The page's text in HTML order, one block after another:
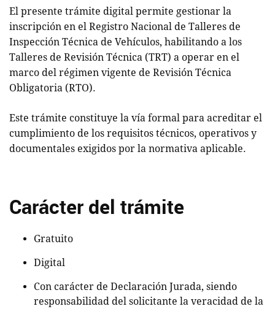
El presente trámite digital permite gestionar la
inscripción en el Registro Nacional de Talleres de
Inspección Técnica de Vehículos, habilitando a los
Talleres de Revisión Técnica (TRT) a operar en el
marco del régimen vigente de Revisión Técnica
Obligatoria (RTO).
Este trámite constituye la vía formal para acreditar el
cumplimiento de los requisitos técnicos, operativos y
documentales exigidos por la normativa aplicable.
Carácter del trámite
Gratuito
Digital
Con carácter de Declaración Jurada, siendo
responsabilidad del solicitante la veracidad de la